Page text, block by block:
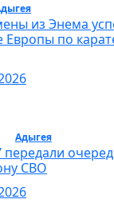
/ Спорт
из Энема
Европы по
Адыгея/ Общество
СВО